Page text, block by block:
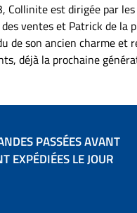
des cires à base
nous listons
produits utiles
des cires
poils longs pour
éclatant.
Collinite est dirigée par
des ventes et Patrick de
de son ancien charme
déjà la prochaine
PASSÉES AVANT
EXPÉDIÉES LE JOUR